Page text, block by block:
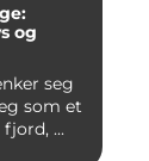
og
seg
som et
...